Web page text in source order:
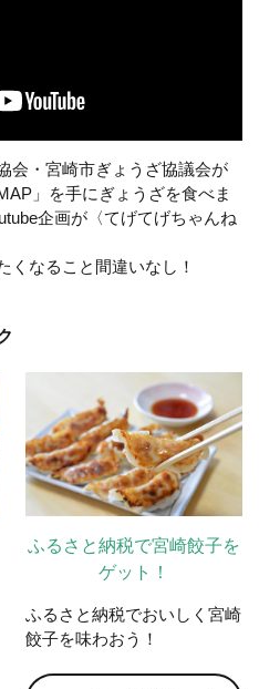
会・宮崎市ぎょうざ協議会が
」を手にぎょうざを食べま
企画が〈てげてげちゃんね
くなること間違いなし！
ふるさと納税で宮崎餃子を
ゲット！
ふるさと納税でおいしく宮崎
餃子を味わおう！